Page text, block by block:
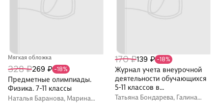
Мягкая обложка
328 ₽269 ₽ -18%
Предметные олимпиады.
Физика. 7-11 классы
Наталья Баранова, Марина
170 ₽139 ₽ -18%
Журнал учета внеурочной
деятельности обучающихся
5-11 классов в
образовательной
Татьяна Бондарева, Галина